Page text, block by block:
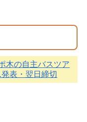
木の自主バスツア
表・翌日締切